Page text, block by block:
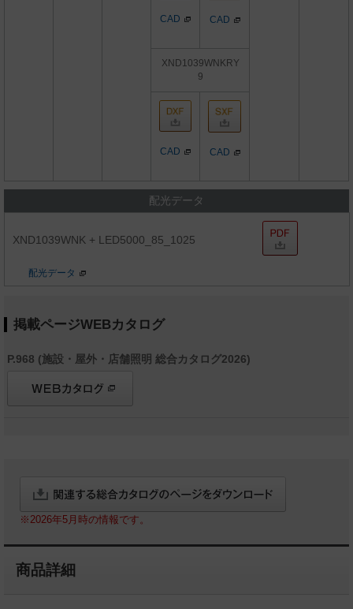
CAD CAD
XND1039WNKRY
9
CAD CAD
配光データ
XND1039WNK + LED5000_85_1025
配光データ
掲載ページWEBカタログ
P.968 (施設・屋外・店舗照明 総合カタログ2026)
※2026年5月時の情報です。
商品詳細